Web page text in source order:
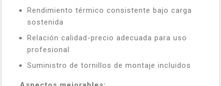
Rendimiento térmico consistente bajo carga
sostenida
Relación calidad-precio adecuada para uso
profesional
Suministro de tornillos de montaje incluidos